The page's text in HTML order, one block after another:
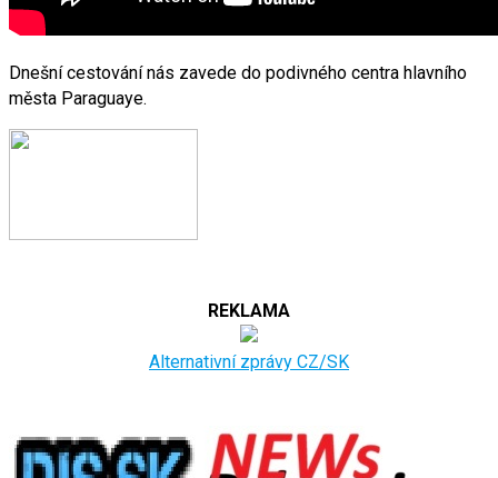
Dnešní cestování nás zavede do podivného centra hlavního
města Paraguaye.
REKLAMA
Alternativní zprávy CZ/SK